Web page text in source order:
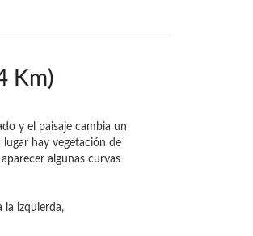
Km)
y el paisaje cambia un
lugar hay vegetación de
algunas curvas
la izquierda,